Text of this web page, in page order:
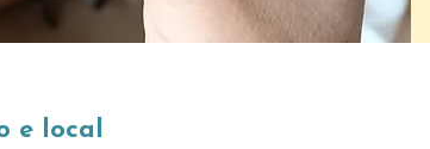
e local